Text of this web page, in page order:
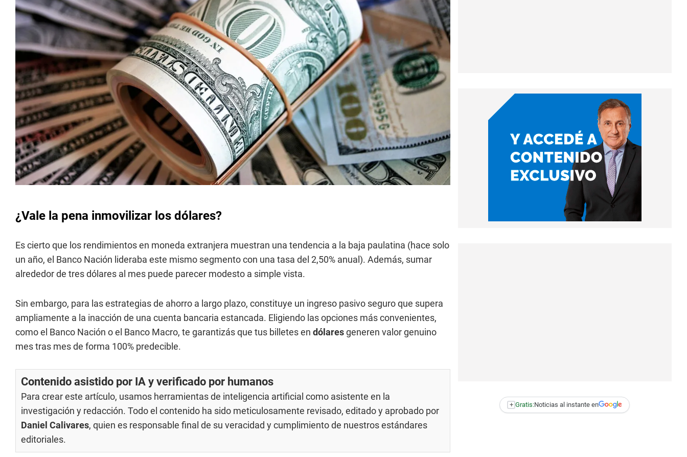
¿Vale la pena inmovilizar los dólares?
Es cierto que los rendimientos en moneda extranjera muestran una tendencia a la baja paulatina (hace solo
un año, el Banco Nación lideraba este mismo segmento con una tasa del 2,50% anual). Además, sumar
alrededor de tres dólares al mes puede parecer modesto a simple vista.
Sin embargo, para las estrategias de ahorro a largo plazo, constituye un ingreso pasivo seguro que supera
ampliamente a la inacción de una cuenta bancaria estancada. Eligiendo las opciones más convenientes,
como el Banco Nación o el Banco Macro, te garantizás que tus billetes en dólaresgeneren valor genuino
mes tras mes de forma 100% predecible.
Contenido asistido por IA y verificado por humanos
Para crear este artículo, usamos herramientas de inteligencia artificial como asistente en la
investigación y redacción. Todo el contenido ha sido meticulosamente revisado, editado y aprobado por
Daniel Calivares, quien es responsable final de su veracidad y cumplimiento de nuestrosestándares
editoriales.
+ Gratis:Noticias al instante en